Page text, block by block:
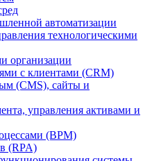
автоматизации
технологическими
организации
с клиентами (CRM)
(CMS), сайты и
управления активами и
(BPM)
(RPA)